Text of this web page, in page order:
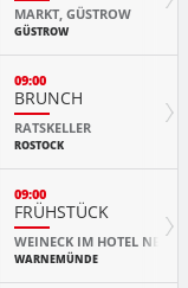
MARKT, GÜSTROW
GÜSTROW
09:00
BRUNCH
RATSKELLER
ROSTOCK
09:00
FRÜHSTÜCK
WEINECK IM HOTEL NEPTUN
WARNEMÜNDE